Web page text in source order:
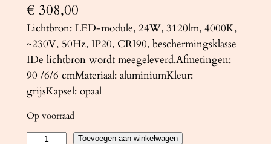
€ 308,00
Lichtbron: LED-module, 24W, 3120lm, 4000K,
~230V, 50Hz, IP20, CRI90, beschermingsklasse
IDe lichtbron wordt meegeleverd.Afmetingen:
90 /6/6 cmMateriaal: aluminiumKleur:
grijsKapsel: opaal
Op voorraad
Toevoegen aan winkelwagen